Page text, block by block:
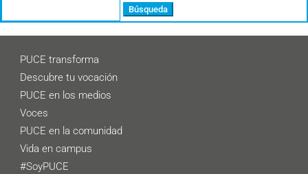
PUCE transforma
Descubre tu vocación
PUCE en los medios
Voces
PUCE en la comunidad
Vida en campus
#SoyPUCE